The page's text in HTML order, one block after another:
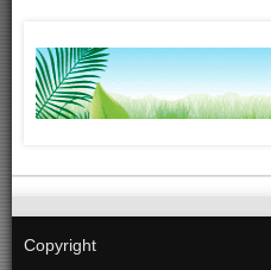
Copyright